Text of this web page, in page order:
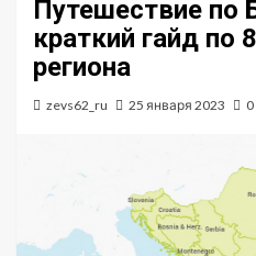
Путешествие по
краткий гайд по
региона
zevs62_ru 25 января 2023 0